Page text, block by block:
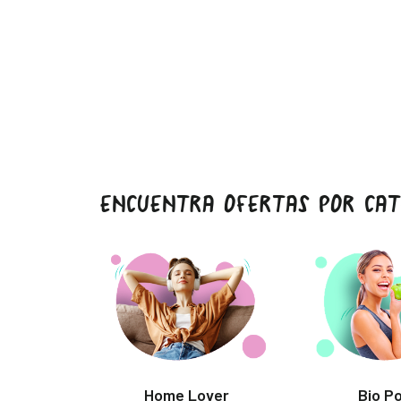
ENCUENTRA OFERTAS POR
Home Lover Bio